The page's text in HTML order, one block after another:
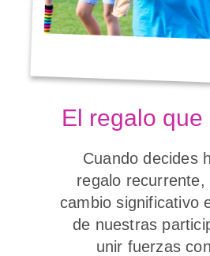
El regalo
Cuando decides
regalo recurrente,
cambio significativo
de nuestras
unir fuerzas